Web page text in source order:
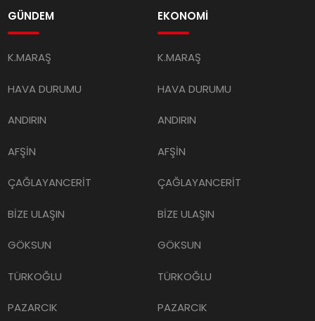
GÜNDEM
K.MARAŞ
HAVA DURUMU
ANDIRIN
AFŞİN
ÇAĞLAYANCERİT
BİZE ULAŞIN
GÖKSUN
TÜRKOĞLU
PAZARCIK
EKONOMİ
K.MARAŞ
HAVA DURUMU
ANDIRIN
AFŞİN
ÇAĞLAYANCERİT
BİZE ULAŞIN
GÖKSUN
TÜRKOĞLU
PAZARCIK